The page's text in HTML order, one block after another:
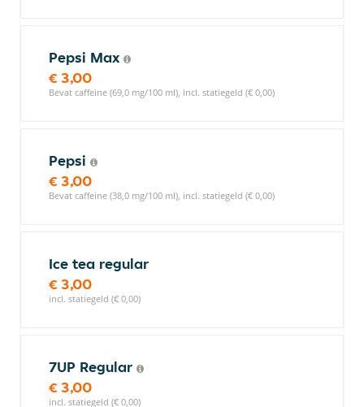
Pepsi Max
€ 3,00
Bevat caffeine (69,0 mg/100 ml), incl. statiegeld (€ 0,00)
Pepsi
€ 3,00
Bevat caffeine (38,0 mg/100 ml), incl. statiegeld (€ 0,00)
Ice tea regular
€ 3,00
incl. statiegeld (€ 0,00)
7UP Regular
€ 3,00
incl. statiegeld (€ 0,00)